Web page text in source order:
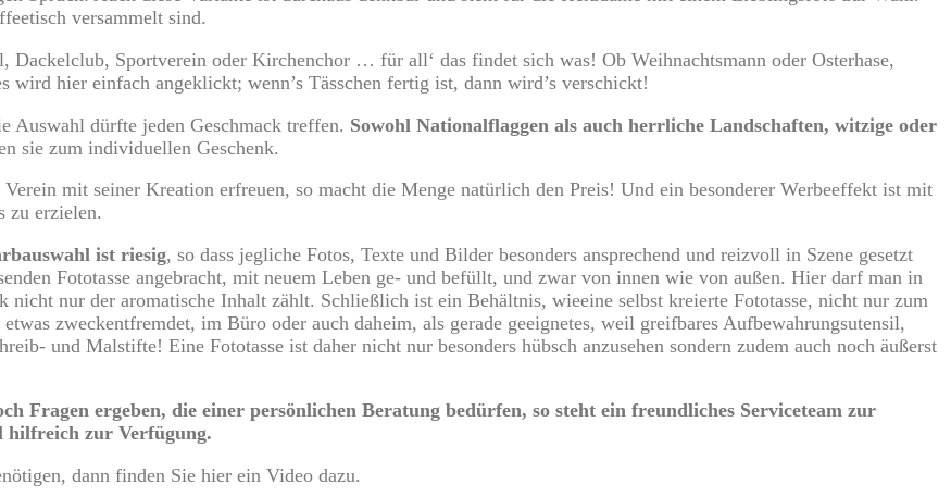
versammelt sind.
Sportverein oder Kirchenchor … für all‘ das findet sich was! Ob Weihnachtsmann oder Osterhase,
hier einfach angeklickt; wenn’s Tässchen fertig ist, dann wird’s verschickt!
Auswahl dürfte jeden Geschmack treffen. Sowohl Nationalflaggen als auch herrliche Landschaften, witzige oder
sie zum individuellen Geschenk.
mit seiner Kreation erfreuen, so macht die Menge natürlich den Preis! Und ein besonderer Werbeeffekt ist mit
zu erzielen.
ist riesig, so dass jegliche Fotos, Texte und Bilder besonders ansprechend und reizvoll in Szene gesetzt
Fototasse angebracht, mit neuem Leben ge- und befüllt, und zwar von innen wie von außen. Hier darf man in
nicht nur der aromatische Inhalt zählt. Schließlich ist ein Behältnis, wieeine selbst kreierte Fototasse, nicht nur zum
zweckentfremdet, im Büro oder auch daheim, als gerade geeignetes, weil greifbares Aufbewahrungsutensil,
und Malstifte! Eine Fototasse ist daher nicht nur besonders hübsch anzusehen sondern zudem auch noch äußerst
Fragen ergeben, die einer persönlichen Beratung bedürfen, so steht ein freundliches Serviceteam zur
hilfreich zur Verfügung.
dann finden Sie hier ein Video dazu.